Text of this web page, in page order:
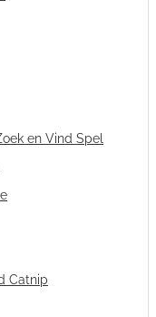
en Vind Spel
Catnip